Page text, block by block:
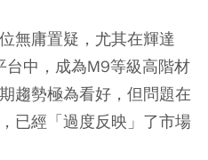
無庸置疑，尤其在輝達
台中，成為M9等級高階材
趨勢極為看好，但問題在
已經「過度反映」了市場